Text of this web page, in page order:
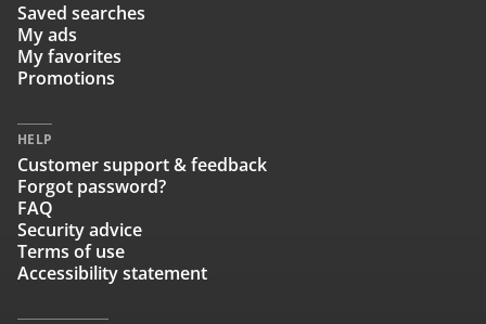
Saved searches
My ads
My favorites
Promotions
HELP
Customer support & feedback
Forgot password?
FAQ
Security advice
Terms of use
Accessibility statement